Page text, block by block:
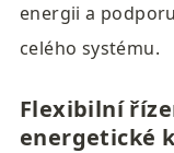
energii a
celého systému.
Flexibilní
energetické